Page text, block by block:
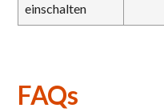
einschalten
FAQs